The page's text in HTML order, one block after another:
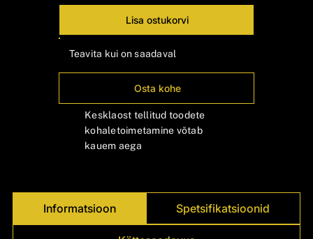
Lisa ostukorvi
Teavita kui on saadaval
Osta kohe
Kesklaost tellitud toodete
kohaletoimetamine võtab
kauem aega
Informatsioon Spetsifikatsioonid